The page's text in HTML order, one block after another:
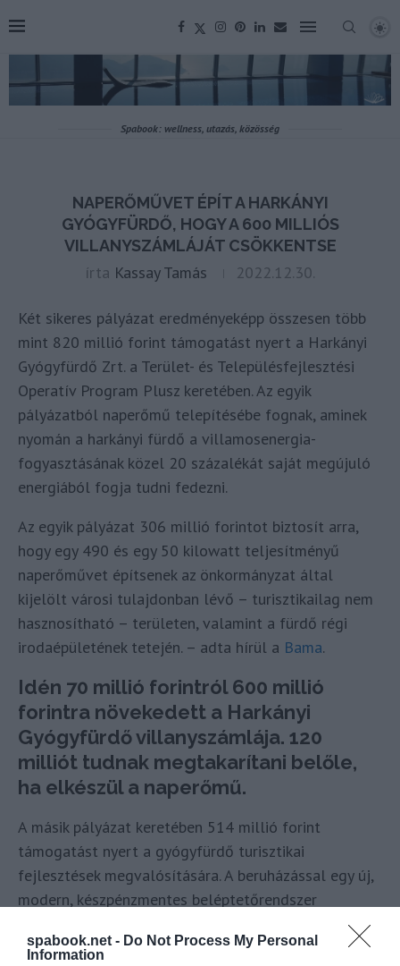
spabook.net - Do Not Process My Personal
Information
Spabook: wellness, utazás, közösség
NAPERŐMŰVET ÉPÍT A HARKÁNYI
GYÓGYFÜRDŐ, HOGY A 600 MILLIÓS
VILLANYSZÁMLÁJÁT CSÖKKENTSE
írta Kassay Tamás 2022.12.30.
Két sikeres pályázat eredményeképp összesen több
mint 820 millió forint támogatást nyert a Harkányi
Gyógyfürdő Zrt. a Terület- és Településfejlesztési
Operatív Program Plusz keretében. Az egyik
pályázatból naperőmű telepítésébe fognak, aminek
nyomán a harkányi fürdő a villamosenergia-
fogyasztásának közel 20 százalékát saját megújuló
energiából fogja tudni fedezni.
Az egyik pályázat 306 millió forintot biztosít arra,
hogy egy 490 és egy 50 kilowatt teljesítményű
naperőművet építsenek az önkormányzat által
kijelölt városi tulajdonban lévő – turisztikailag nem
hasznosítható – területen, valamint a fürdő régi
irodaépületének tetején. – adta hírül a Bama.
Idén 70 millió forintról 600 millió
forintra növekedett a Harkányi
Gyógyfürdő villanyszámlája. 120
milliót tudnak megtakarítani belőle,
ha elkészül a naperőmű.
A másik pályázat keretében 514 millió forint
támogatást nyert a gyógyfürdő turisztikai
fejlesztések megvalósítására. A beruházással egy új,
modern, készpénzmentes beléptetőrendszer
vendéglátás minőségét fogják javítani és